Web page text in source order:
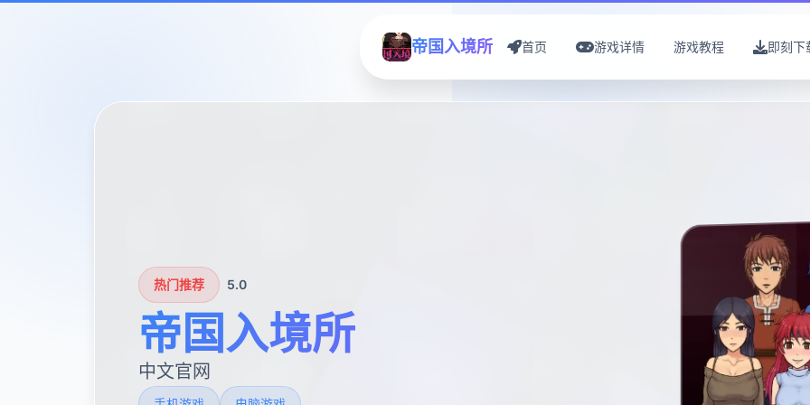
帝国入境所 首页 游戏详情 游戏教程 即刻下
热门推荐 5.0
帝国入境所
中文官网